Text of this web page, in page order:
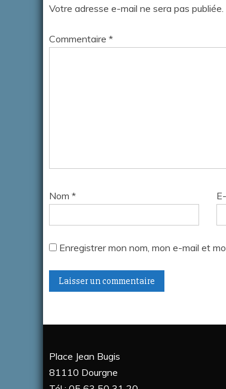
Votre adresse e-mail ne sera pas publiée.
Commentaire *
Nom *
Enregistrer mon nom, mon e-mail et
e
r
Place Jean Bugis
81110 Dourgne